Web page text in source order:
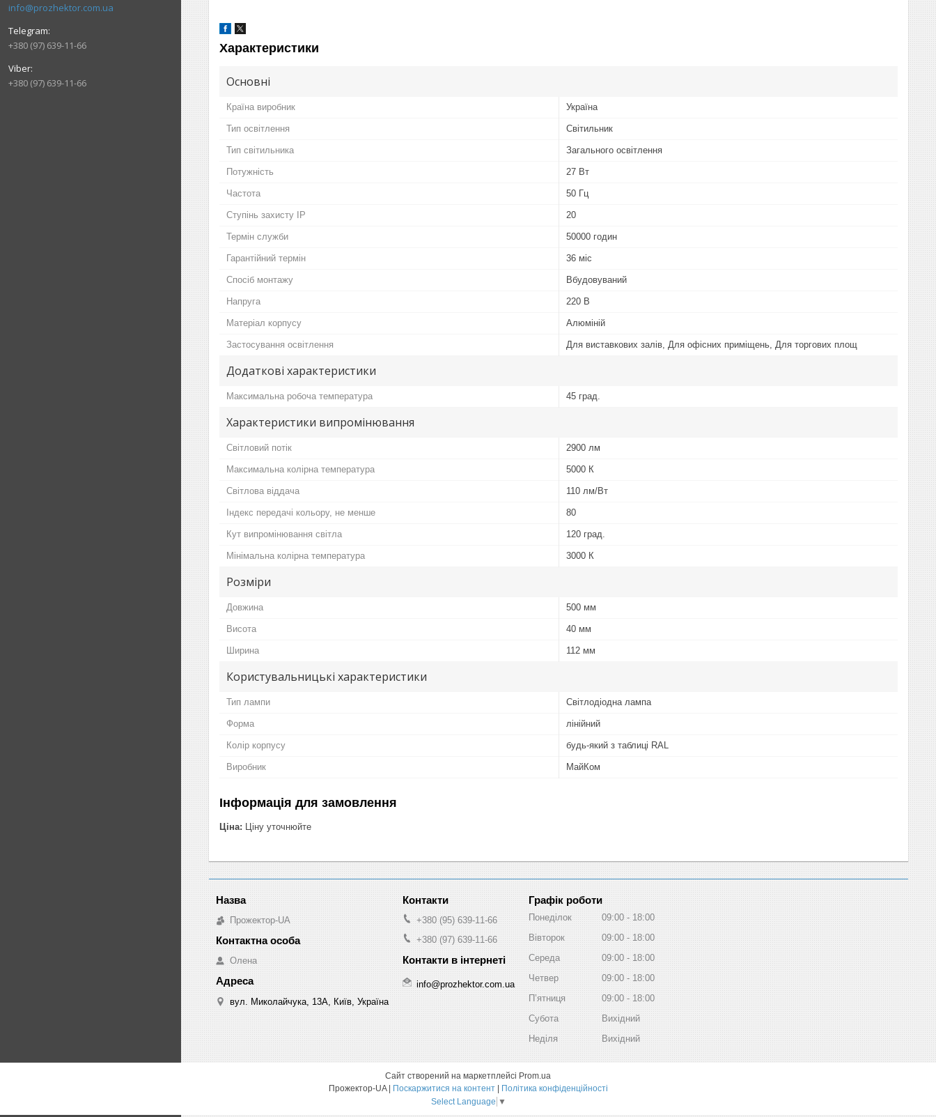
info@prozhektor.com.ua
+380 (97) 639-11-66
+380 (97) 639-11-66
Характеристики
Основні
Країна виробник Україна
Тип освітлення Світильник
Тип світильника Загального освітлення
Потужність 27 Вт
Частота 50 Гц
Ступінь захисту IP 20
Термін служби 50000 годин
Гарантійний термін 36 міс
Спосіб монтажу Вбудовуваний
Напруга 220 В
Матеріал корпусу Алюміній
Застосування освітлення Для виставкових залів, Для офісних приміщень, Для торгових площ
Додаткові характеристики
Максимальна робоча температура 45 град.
Характеристики випромінювання
Світловий потік 2900 лм
Максимальна колірна температура 5000 К
Світлова віддача 110 лм/Вт
Індекс передачі кольору, не менше 80
Кут випромінювання світла 120 град.
Мінімальна колірна температура 3000 К
Розміри
Довжина 500 мм
Висота 40 мм
Ширина 112 мм
Користувальницькі характеристики
Тип лампи Світлодіодна лампа
Форма лінійний
Колір корпусу будь-який з таблиці RAL
Виробник МайКом
Інформація для замовлення
Ціна: Ціну уточнюйте
Прожектор-UA
Олена
вул. Миколайчука, 13А, Київ, Україна
+380 (95) 639-11-66
+380 (97) 639-11-66
info@prozhektor.com.ua
Графік роботи
Понеділок 09:00
18:00
Вівторок
09:00
18:00
Середа
09:00
18:00
Четвер
09:00
18:00
Пʼятниця
09:00
18:00
Субота
Вихідний
Неділя
Вихідний
Сайт створений на маркетплейсі Prom.ua
Поскаржитися на контент
Політика конфіденційності
Select Language ▼